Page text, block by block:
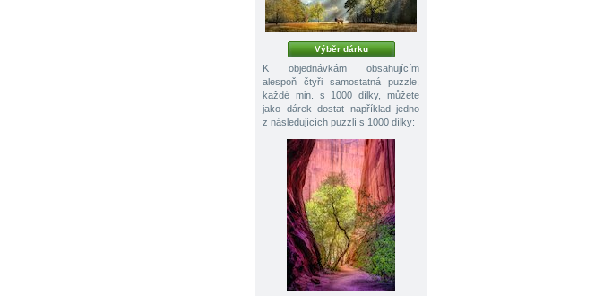
Výběr dárku
K objednávkám obsahujícím
alespoň čtyři samostatná puzzle,
každé min. s 1000 dílky, můžete
jako dárek dostat například jedno
z následujících puzzlí s 1000 dílky: